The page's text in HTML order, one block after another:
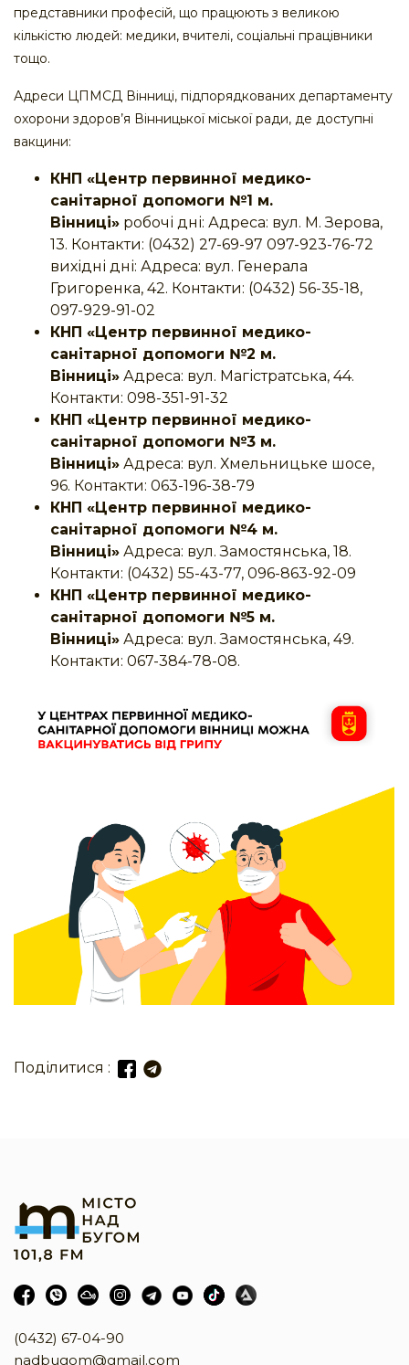
представники професій, що працюють з великою
кількістю людей: медики, вчителі, соціальні працівники
тощо.
Адреси ЦПМСД Вінниці, підпорядкованих департаменту
охорони здоров’я Вінницької міської ради, де доступні
вакцини:
КНП «Центр первинної медико-
санітарної допомоги №1 м.
Вінниці» робочі дні: Адреса: вул. М. Зерова,
13. Контакти: (0432) 27-69-97 097-923-76-72
вихідні дні: Адреса: вул. Генерала
Григоренка, 42. Контакти: (0432) 56-35-18,
097-929-91-02
КНП «Центр первинної медико-
санітарної допомоги №2 м.
Вінниці» Адреса: вул. Магістратська, 44.
Контакти: 098-351-91-32
КНП «Центр первинної медико-
санітарної допомоги №3 м.
Вінниці» Адреса: вул. Хмельницьке шосе,
96. Контакти: 063-196-38-79
КНП «Центр первинної медико-
санітарної допомоги №4 м.
Вінниці» Адреса: вул. Замостянська, 18.
Контакти: (0432) 55-43-77, 096-863-92-09
КНП «Центр первинної медико-
санітарної допомоги №5 м.
Вінниці» Адреса: вул. Замостянська, 49.
Контакти: 067-384-78-08.
Поділитися :
(0432) 67-04-90
nadbugom@gmail.com